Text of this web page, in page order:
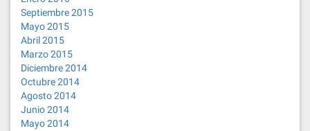
Septiembre 2015
Mayo 2015
Abril 2015
Marzo 2015
Diciembre 2014
Octubre 2014
Agosto 2014
Junio 2014
Mayo 2014